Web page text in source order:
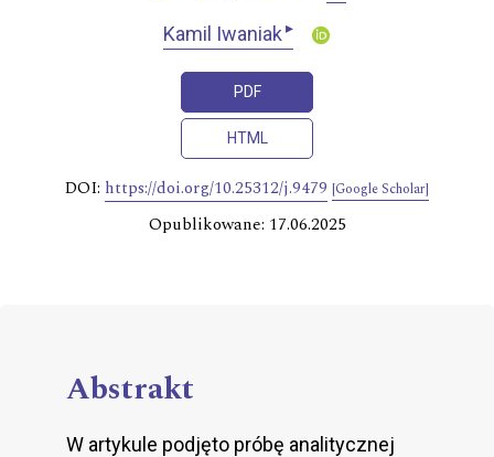
Kamil Iwaniak ▸
PDF
HTML
DOI: https://doi.org/10.25312/j.9479 [Google Scholar]
Opublikowane: 17.06.2025
Abstrakt
W artykule podjęto próbę analitycznej